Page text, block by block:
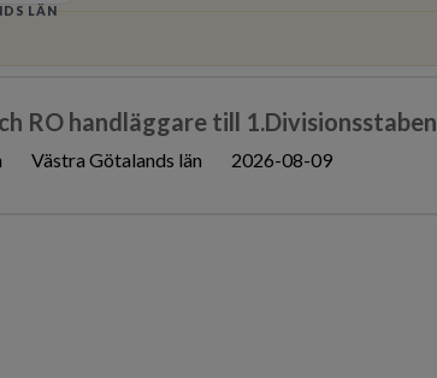
LÄN
RO handläggare till 1.Divisionsstaben
Västra Götalands län 2026-08-09